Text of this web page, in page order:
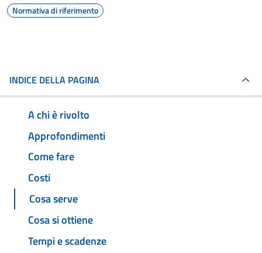
Normativa di riferimento
INDICE DELLA PAGINA
A chi è rivolto
Approfondimenti
Come fare
Costi
Cosa serve
Cosa si ottiene
Tempi e scadenze